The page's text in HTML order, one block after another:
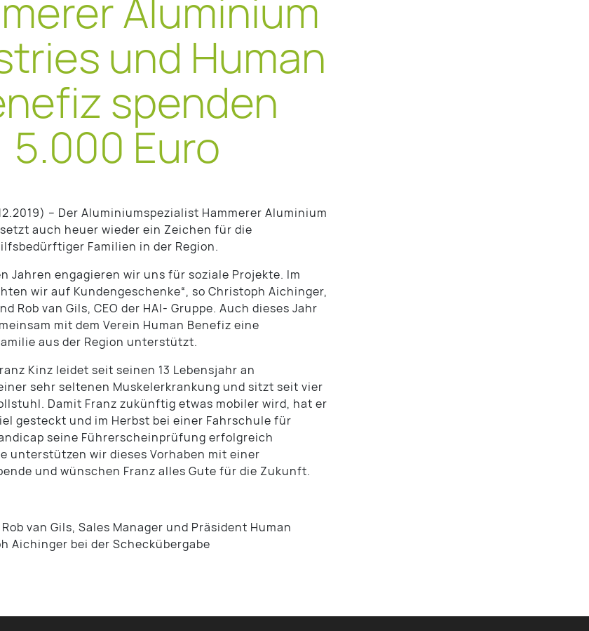
Aluminium
und Human
spenden
5.000 Euro
– Der Aluminiumspezialist Hammerer Aluminium
auch heuer wieder ein Zeichen für die
Familien in der Region.
Jahren engagieren wir uns für soziale Projekte. Im
wir auf Kundengeschenke“, so Christoph Aichinger,
Rob van Gils, CEO der HAI- Gruppe. Auch dieses Jahr
mit dem Verein Human Benefiz eine
aus der Region unterstützt.
Kinz leidet seit seinen 13 Lebensjahr an
sehr seltenen Muskelerkrankung und sitzt seit vier
Damit Franz zukünftig etwas mobiler wird, hat er
gesteckt und im Herbst bei einer Fahrschule für
seine Führerscheinprüfung erfolgreich
unterstützen wir dieses Vorhaben mit einer
und wünschen Franz alles Gute für die Zukunft.
van Gils, Sales Manager und Präsident Human
Aichinger bei der Scheckübergabe